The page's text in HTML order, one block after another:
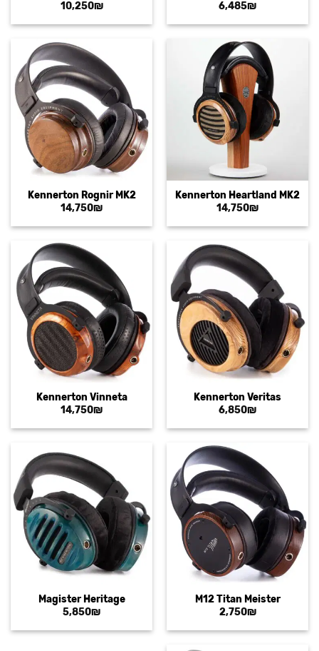
6,485₪
10,250₪
Kennerton Heartland MK2
14,750₪
Kennerton Rognir MK2
14,750₪
Kennerton Veritas
6,850₪
Kennerton Vinneta
14,750₪
M12 Titan Meister
2,750₪
Magister Heritage
5,850₪